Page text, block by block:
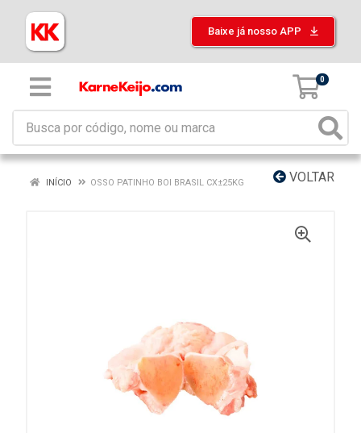
Baixe já nosso APP
0
VOLTAR
INÍCIO OSSO PATINHO BOI BRASIL CX±25KG